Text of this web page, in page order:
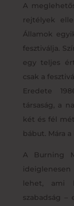
A
rejtélyek
Államok
fesztiválja.
egy teljes
csak a
Eredete
társaság, a
két és fél
bábut. Mára
A Burning
lehet, ami
szabadság